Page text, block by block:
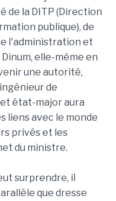
de la DITP (Direction
publique), de
l'administration et
elle-même en
une autorité,
de
état-major aura
liens avec le monde
privés et les
du ministre.
surprendre, il
que dresse